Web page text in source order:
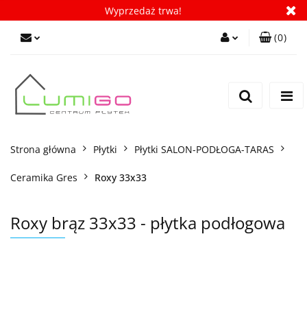
Wyprzedaż trwa!
(0)
Strona główna Płytki Płytki SALON-PODŁOGA-TARAS
Ceramika Gres Roxy 33x33
Roxy brąz 33x33 - płytka podłogowa